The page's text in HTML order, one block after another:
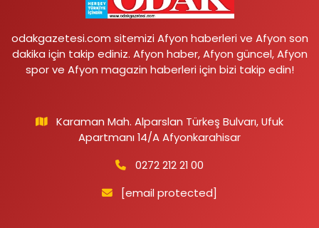
odakgazetesi.com sitemizi Afyon haberleri ve Afyon son
dakika için takip ediniz. Afyon haber, Afyon güncel, Afyon
spor ve Afyon magazin haberleri için bizi takip edin!
Karaman Mah. Alparslan Türkeş Bulvarı, Ufuk
Apartmanı 14/A Afyonkarahisar
0272 212 21 00
[email protected]